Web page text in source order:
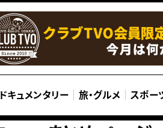
ドキュメンタリー 旅・グルメ スポー